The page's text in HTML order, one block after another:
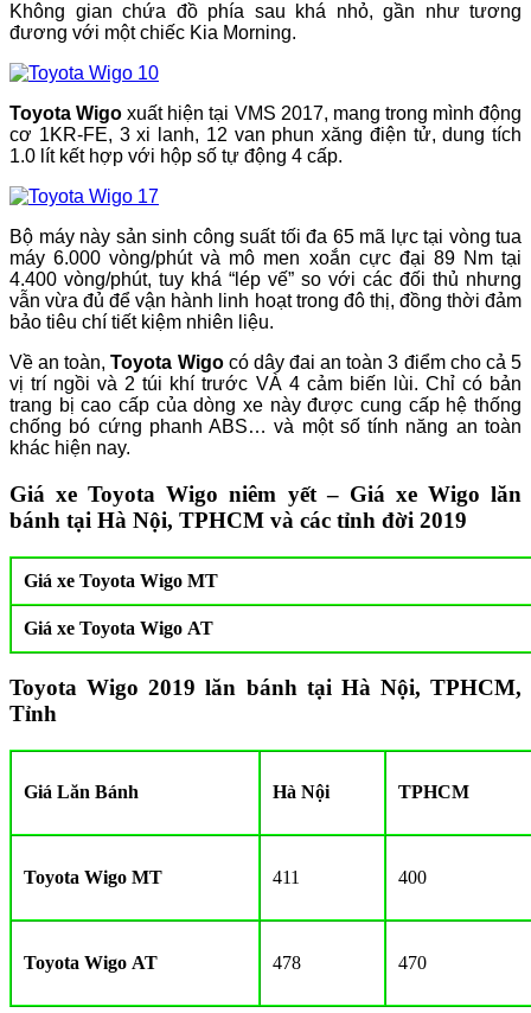
Không gian chứa đồ phía sau khá nhỏ, gần như tương
đương với một chiếc Kia Morning.
Toyota Wigo xuất hiện tại VMS 2017, mang trong mình động
cơ 1KR-FE, 3 xi lanh, 12 van phun xăng điện tử, dung tích
1.0 lít kết hợp với hộp số tự động 4 cấp.
Bộ máy này sản sinh công suất tối đa 65 mã lực tại vòng tua
máy 6.000 vòng/phút và mô men xoắn cực đại 89 Nm tại
4.400 vòng/phút, tuy khá “lép vế” so với các đối thủ nhưng
vẫn vừa đủ để vận hành linh hoạt trong đô thị, đồng thời đảm
bảo tiêu chí tiết kiệm nhiên liệu.
Về an toàn,Toyota Wigocó dây đai an toàn 3 điểm cho cả 5
vị trí ngồi và 2 túi khí trước VÀ 4 cảm biến lùi. Chỉ có bản
trang bị cao cấp của dòng xe này được cung cấp hệ thống
chống bó cứng phanh ABS… và một số tính năng an toàn
khác hiện nay.
Giá xe Toyota Wigo niêm yết – Giá xe Wigo lăn
bánh tại Hà Nội, TPHCM và các tỉnh đời 2019
Giá xe Toyota Wigo MT
Giá xe Toyota Wigo AT
Toyota Wigo 2019 lăn bánh tại Hà Nội, TPHCM,
Tỉnh
Giá Lăn Bánh Hà Nội TPHCM
Toyota Wigo MT 411 400
Toyota Wigo AT 478 470